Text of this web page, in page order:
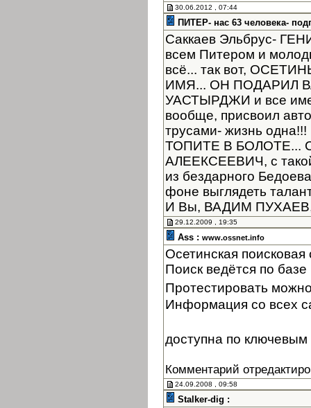
30.06.2012 , 07:44
ПИТЕР- нас 63 человека-
Саккаев Эльбрус-
всем Питером и
всё... так вот,
ИМЯ... ОН ПОДАРИЛ
УАСТЫРДЖИ и все
вообще, присвоил
трусами- жизнь
ТОПИТЕ В БОЛОТЕ...
АЛЕЕКСЕЕВИЧ, с такой
из бездарного
фоне выглядеть
И Вы, ВАДИМ ПУХАЕВ,
29.12.2009 , 19:35
Ass : www.ossnet.info
Осетинская
Поиск ведётся по
Протестировать
Информация со всех
доступна по
Комментарий
24.09.2008 , 09:58
Stalker-dig :